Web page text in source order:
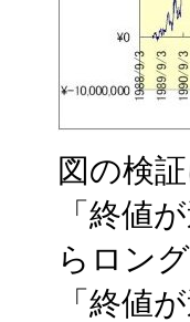
図の検
「終値
らロン
「終値